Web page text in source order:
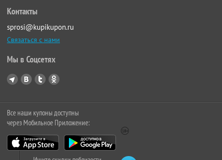
Контакты
sprosi@kupikupon.ru
Связаться с нами
Мы в Соцсетях
Все наши купоны доступны
через Мобильное Приложение: